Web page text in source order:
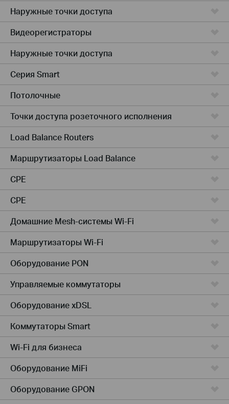
Наружные точки доступа
Видеорегистраторы
Наружные точки доступа
Серия Smart
Потолочные
Точки доступа розеточного исполнения
Load Balance Routers
Маршрутизаторы Load Balance
CPE
CPE
Домашние Mesh-системы Wi-Fi
Маршрутизаторы Wi-Fi
Оборудование PON
Управляемые коммутаторы
Оборудование xDSL
Коммутаторы Smart
Wi-Fi для бизнеса
Оборудование MiFi
Оборудование GPON